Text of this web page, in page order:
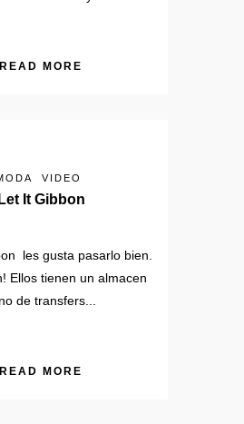
READ MORE
VIDEO
Let It Gibbon
les gusta pasarlo bien.
Ellos tienen un almacen
de transfers...
READ MORE